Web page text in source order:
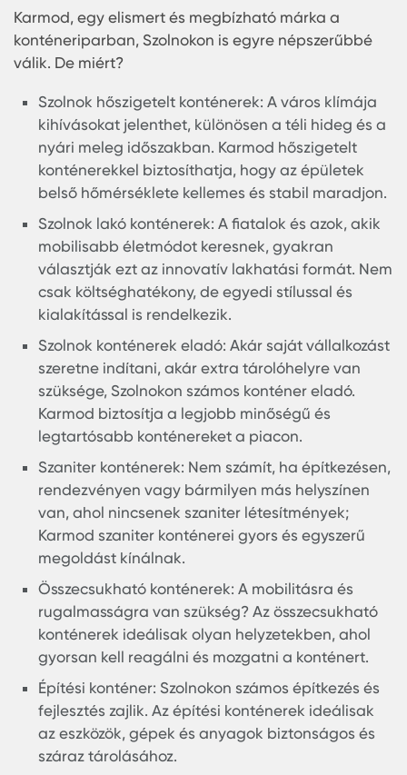
konténerek nem csak a nagyvárosokban
elterjedni, Szolnokon is egyre többen fedezik fel
a sokoldalú és költséghatékony megoldást.
Karmod, egy elismert és megbízható márka a
konténeriparban, Szolnokon is egyre
válik. De miért?
Szolnok hőszigetelt konténerek: A város
kihívásokat jelenthet, különösen a téli hideg
nyári meleg időszakban. Karmod hőszigetelt
konténerekkel biztosíthatja, hogy az épületek
belső hőmérséklete kellemes és stabil
mobilisabb életmódot keresnek, gyakran
választják ezt az innovatív lakhatási formát.
csak költséghatékony, de egyedi stílussal és
kialakítással is rendelkezik.
Szolnok konténerek eladó: Akár saját
szeretne indítani, akár extra tárolóhelyre van
szüksége, Szolnokon számos konténer eladó.
Karmod biztosítja a legjobb minőségű és
legtartósabb konténereket a piacon.
Szaniter konténerek: Nem számít, ha
rendezvényen vagy bármilyen más
van, ahol nincsenek szaniter létesítmények;
Karmod szaniter konténerei gyors és egyszerű
megoldást kínálnak.
Összecsukható konténerek: A mobilitásra és
rugalmasságra van szükség? Az